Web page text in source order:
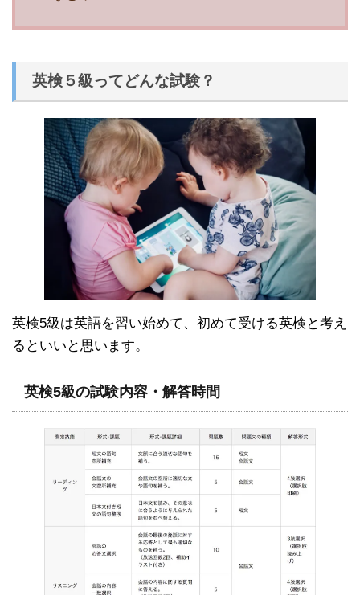
英検５級ってどんな試験？
英検5級は英語を習い始めて、初めて受ける英検と考え
るといいと思います。
英検5級の試験内容・解答時間